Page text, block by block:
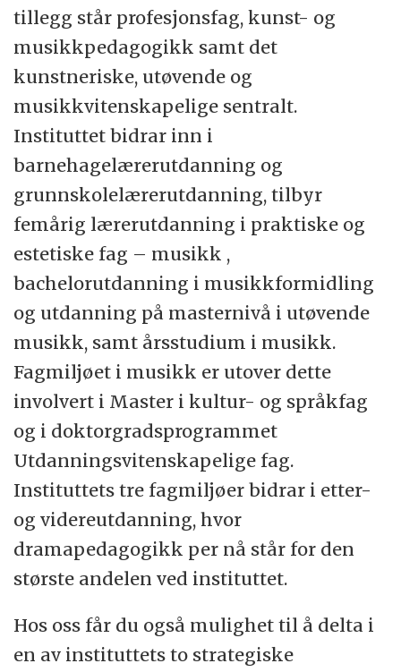
I tillegg kommer omfattende virksomhet
innenfor forskning og utvikling og etter- og
videreutdanning innenfor fakultetets
fagområder.
Fakultetet er ansvarlig for ph.d-
programmet i utdanningsvitenskapelige fag
og er også bidragsyter på ph.d.-
programmet Barns og unges deltakelse og
kompetanseutvikling (BUK).
tillegg står profesjonsfag, kunst- og
musikkpedagogikk samt det
kunstneriske, utøvende og
musikkvitenskapelige sentralt.
Instituttet bidrar inn i
barnehagelærerutdanning og
grunnskolelærerutdanning, tilbyr
femårig lærerutdanning i praktiske og
estetiske fag – musikk ,
bachelorutdanning i musikkformidling
og utdanning på masternivå i utøvende
musikk, samt årsstudium i musikk.
Fagmiljøet i musikk er utover dette
involvert i Master i kultur- og språkfag
og i doktorgradsprogrammet
Utdanningsvitenskapelige fag.
Instituttets tre fagmiljøer bidrar i etter-
og videreutdanning, hvor
dramapedagogikk per nå står for den
største andelen ved instituttet.
Hos oss får du også mulighet til å delta i
en av instituttets to strategiske